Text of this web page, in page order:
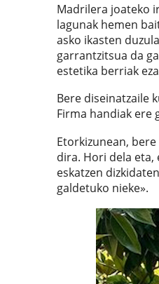
Madrilera joateko
lagunak hemen
asko ikasten
garrantzitsua da
estetika berriak
Bere diseinatzaile
Firma handiak ere
Etorkizunean,
dira. Hori dela eta,
eskatzen
galdetuko nieke».